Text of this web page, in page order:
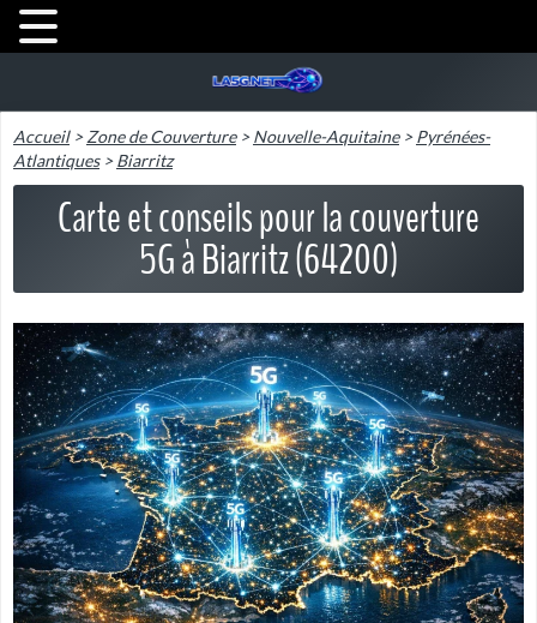
Accueil>Zone de Couverture>Nouvelle-Aquitaine>Pyrénées-
Atlantiques>Biarritz
Carte et conseils pour la couverture
5G à Biarritz (64200)